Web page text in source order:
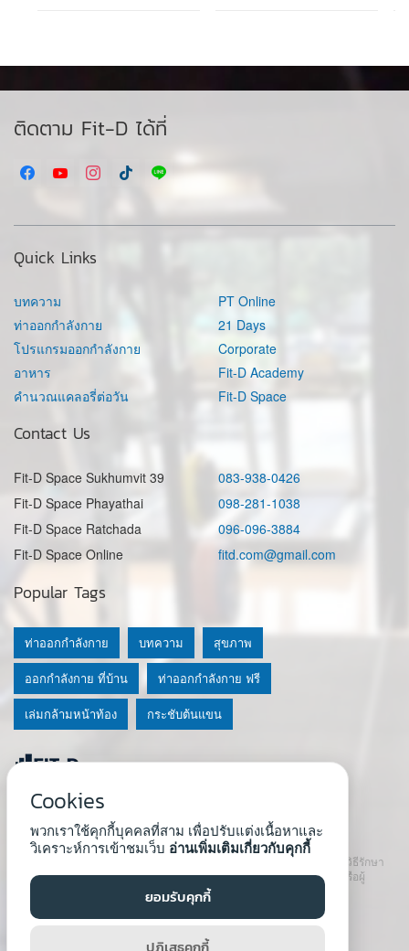
ติดตาม Fit-D ได้ที่
Quick Links
บทความ
ท่าออกกำลังกาย
โปรแกรมออกกำลังกาย
อาหาร
คำนวณแคลอรี่ต่อวัน
PT Online
21 Days
Corporate
Fit-D Academy
Fit-D Space
Contact Us
Fit-D Space Sukhumvit 39
083-938-0426
Fit-D Space Phayathai
098-281-1038
Fit-D Space Ratchada
096-096-3884
Fit-D Space Online
fitd.com@gmail.com
© 2020 Fit-D.com & Fit-D Finess
About Us | นโยบายความเป็นส่วนตัว|เงื่อนไขการใช้เว็บ
เนื้อหาที่ใช้ในเว็บนี้ ไม่สามารถใช้แทนคำปรึกษา คำแนะนำ วินิจฉัย หรือวิธีรักษา
โรคที่แนะนำจากผู้เชี่ยวชาญหรือแพทย์ได้ เราสนับสนุนให้ปรึกษาแพทย์หรือผู้
เชี่ยวชาญก่อนเริ่มโปรแกรมใหม่ทุกครั้ง
Developed by :
Popular Tags
ท่าออกกำลังกาย บทความ สุขภาพ
ออกกำลังกาย ที่บ้าน ท่าออกกำลังกาย ฟรี
เล่มกล้ามหน้าท้อง กระชับต้นแขน
Cookies
พวกเราใช้คุกกี้บุคคลที่สาม เพื่อปรับแต่งเนื้อหาและ
วิเคราะห์การเข้าชมเว็บ อ่านเพิ่มเติมเกี่ยวกับคุกกี้
ยอมรับคุกกี้